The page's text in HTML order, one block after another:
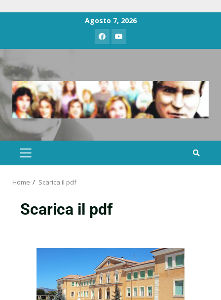
Agosto 7, 2026
Home Scarica il pdf
Scarica il pdf